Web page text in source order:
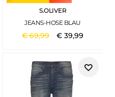
S.OLIVER
JEANS-HOSE BLAU
€69,99 €39,99